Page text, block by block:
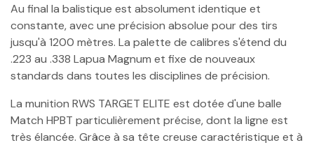
Au final la balistique est absolument identique et
constante, avec une précision absolue pour des tirs
jusqu'à 1200 mètres. La palette de calibres s'étend du
.223 au .338 Lapua Magnum et fixe de nouveaux
standards dans toutes les disciplines de précision.
La munition RWS TARGET ELITE est dotée d'une balle
Match HPBT particulièrement précise, dont la ligne est
très élancée. Grâce à sa tête creuse caractéristique et à